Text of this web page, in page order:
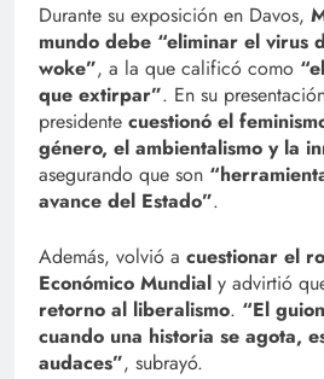
Durante su exposición en Davos,
mundo debe “eliminar el virus
woke”, a la que calificó como
que extirpar”. En su
presidente cuestionó el
género, el ambientalismo y la
asegurando que son
avance del Estado”.
Además, volvió a cuestionar el
Económico Mundial y advirtió
retorno al liberalismo. “El
cuando una historia se agota,
audaces”, subrayó.